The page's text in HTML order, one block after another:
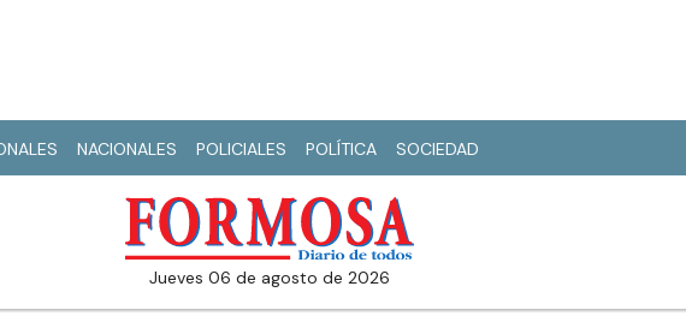
NACIONALES POLICIALES POLÍTICA SOCIEDAD
jueves 06 de agosto de 2026